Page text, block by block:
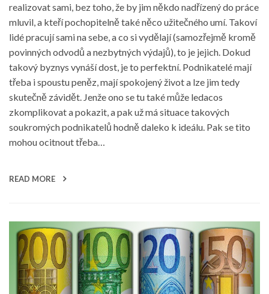
realizovat sami, bez toho, že by jim někdo nadřízený do práce
mluvil, a kteří pochopitelně také něco užitečného umí. Takoví
lidé pracují sami na sebe, a co si vydělají (samozřejmě kromě
povinných odvodů a nezbytných výdajů), to je jejich. Dokud
takový byznys vynáší dost, je to perfektní. Podnikatelé mají
třeba i spoustu peněz, mají spokojený život a lze jim tedy
skutečně závidět. Jenže ono se tu také může ledacos
zkomplikovat a pokazit, a pak už má situace takových
soukromých podnikatelů hodně daleko k ideálu. Pak se tito
mohou ocitnout třeba…
READ MORE